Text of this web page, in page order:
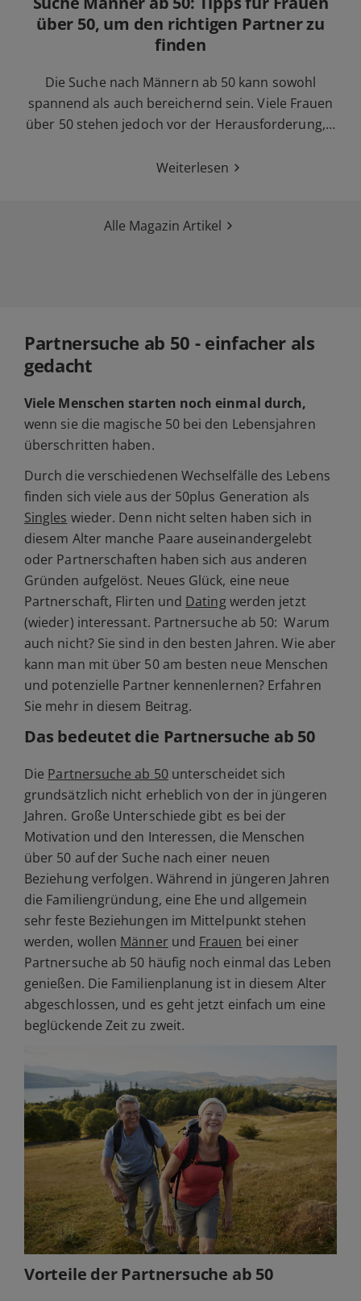
über 50, um den richtigen Partner zu
finden
Die Suche nach Männern ab 50 kann sowohl
spannend als auch bereichernd sein. Viele Frauen
über 50 stehen jedoch vor der Herausforderung,…
Weiterlesen
Alle Magazin Artikel
Partnersuche ab 50 - einfacher als
gedacht
Viele Menschen starten noch einmal durch,
wenn sie die magische 50 bei den Lebensjahren
überschritten haben.
Durch die verschiedenen Wechselfälle des Lebens
finden sich viele aus der 50plus Generation als
Singles wieder. Denn nicht selten haben sich in
diesem Alter manche Paare auseinandergelebt
oder Partnerschaften haben sich aus anderen
Gründen aufgelöst. Neues Glück, eine neue
Partnerschaft, Flirten und Datingwerden jetzt
(wieder) interessant. Partnersuche ab 50: Warum
auch nicht? Sie sind in den besten Jahren. Wie aber
kann man mit über 50 am besten neue Menschen
und potenzielle Partner kennenlernen? Erfahren
Sie mehr in diesem Beitrag.
Das bedeutet die Partnersuche ab 50
Die Partnersuche ab 50unterscheidet sich
grundsätzlich nicht erheblich von der in jüngeren
Jahren. Große Unterschiede gibt es bei der
Motivation und den Interessen, die Menschen
über 50 auf der Suche nach einer neuen
Beziehung verfolgen. Während in jüngeren Jahren
die Familiengründung, eine Ehe und allgemein
sehr feste Beziehungen im Mittelpunkt stehen
werden, wollen Männer und Frauen bei einer
Partnersuche ab 50 häufig noch einmal das Leben
genießen. Die Familienplanung ist in diesem Alter
abgeschlossen, und es geht jetzt einfach um eine
beglückende Zeit zu zweit.
Vorteile der Partnersuche ab 50